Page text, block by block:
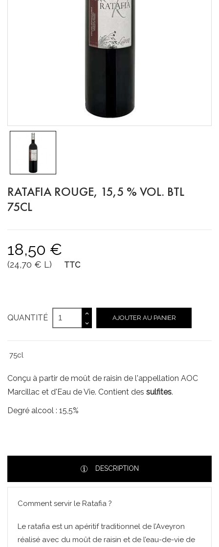
RATAFIA ROUGE, 15,5 % VOL. BTL
75CL
18,50 €
(24,70 € L) TTC
QUANTITÉ AJOUTER AU PANIER
75cl
Conçu à partir de moût de raisin de l'appellation AOC
Marcillac et d'Eau de Vie. Contient des sulfites.
Degré alcool : 15,5%
DESCRIPTION
Comment servir le Ratafia ?
Le ratafia est un apéritif traditionnel de l’Aveyron
réalisé avec du moût de raisin et de l’eau-de-vie de